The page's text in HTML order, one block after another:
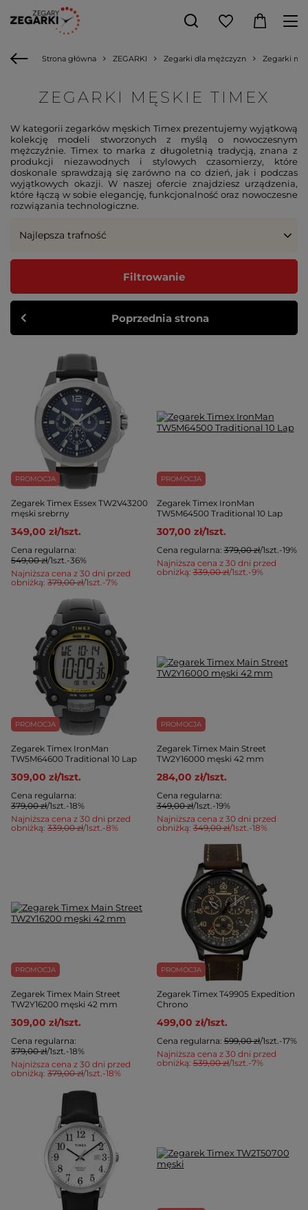
Strona główna ZEGARKI Zegarki dla mężczyzn Zegarki
ZEGARKI MĘSKIE TIMEX
W kategorii zegarków męskich Timex prezentujemy wyjątkową
kolekcję modeli stworzonych z myślą o nowoczesnym
mężczyźnie. Timex to marka z długoletnią tradycją, znana z
produkcji niezawodnych i stylowych czasomierzy, które
doskonale sprawdzają się zarówno na co dzień, jak i podczas
wyjątkowych okazji. W naszej ofercie znajdziesz urządzenia,
które łączą w sobie elegancję, funkcjonalność oraz nowoczesne
rozwiązania technologiczne.
Najlepsza trafność
Filtrowanie
Poprzednia strona
PROMOCJA
Zegarek Timex Essex TW2V43200
męski srebrny
349,00 zł/1szt.
Najniższa cena z 30 dni przed
obniżką: 379,00 zł/1szt.-7%
Cena regularna:
549,00 zł/1szt.-36%
PROMOCJA
Zegarek Timex IronMan
TW5M64500 Traditional 10 Lap
307,00 zł/1szt.
Najniższa cena z 30 dni przed
obniżką:339,00 zł/1szt.-9%
Cena regularna:379,00 zł/1szt.-19%
PROMOCJA
Zegarek Timex IronMan
TW5M64600 Traditional 10 Lap
309,00 zł/1szt.
Najniższa cena z 30 dni przed
obniżką: 339,00 zł/1szt.-8%
Cena regularna:
379,00 zł/1szt.-18%
PROMOCJA
Zegarek Timex Main Street
TW2Y16000 męski 42 mm
284,00 zł/1szt.
Najniższa cena z 30 dni przed
obniżką:349,00 zł/1szt.-18%
Cena regularna:
349,00 zł/1szt.-19%
PROMOCJA
Zegarek Timex Main Street
TW2Y16200 męski 42 mm
309,00 zł/1szt.
Najniższa cena z 30 dni przed
obniżką: 379,00 zł/1szt.-18%
Cena regularna:
379,00 zł/1szt.-18%
PROMOCJA
Zegarek Timex T49905 Expedition
Chrono
499,00 zł/1szt.
Najniższa cena z 30 dni przed
obniżką:539,00 zł/1szt.-7%
Cena regularna:599,00 zł/1szt.-17%